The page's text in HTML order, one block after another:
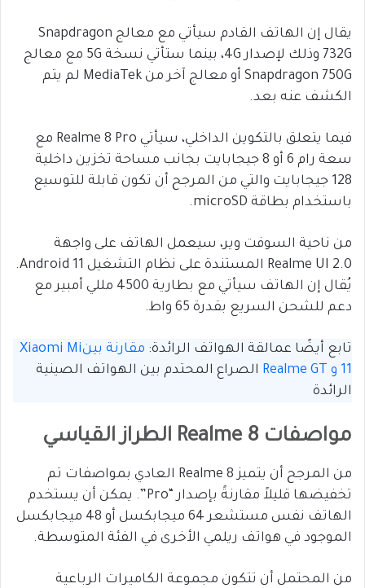
يقال إن الهاتف القادم سيأتي مع معالج Snapdragon
732G وذلك لإصدار 4G، بينما ستأتي نسخة 5G مع معالج
Snapdragon 750G أو معالج آخر من MediaTek لم يتم
الكشف عنه بعد.
فيما يتعلق بالتكوين الداخلي، سيأتي Realme 8 Pro مع
سعة رام 6 أو 8 جيجابايت بجانب مساحة تخزين داخلية
128 جيجابايت والتي من المرجح أن تكون قابلة للتوسيع
باستخدام بطاقة microSD.
من ناحية السوفت وير، سيعمل الهاتف على واجهة
Realme UI 2.0 المستندة على نظام التشغيل Android 11.
يُقال إن الهاتف سيأتي مع بطارية 4500 مللي أمبير مع
دعم للشحن السريع بقدرة 65 واط.
تابع أيضًا عمالقة الهواتف الرائدة:
مقارنة بينXiaomi Mi
11 و Realme GT
الصراع المحتدم بين الهواتف الصينية
الرائدة
مواصفات Realme 8 الطراز القياسي
من المرجح أن يتميز Realme 8 العادي بمواصفات تم
تخفيضها قليلاً مقارنةً بإصدار “Pro”. يمكن أن يستخدم
الهاتف نفس مستشعر 64 ميجابكسل أو 48 ميجابكسل
الموجود في هواتف ريلمي الأخرى في الفئة المتوسطة.
من المحتمل أن تتكون مجموعة الكاميرات الرباعية